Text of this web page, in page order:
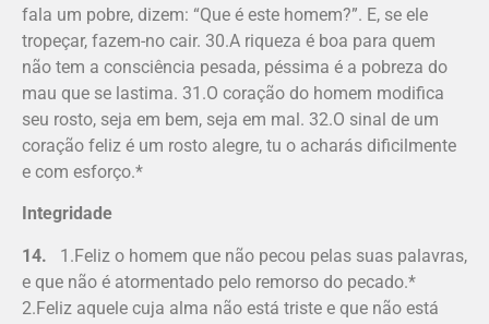
fala um pobre, dizem: “Que é este homem?”. E, se ele
tropeçar, fazem-no cair. 30.A riqueza é boa para quem
não tem a consciência pesada, péssima é a pobreza do
mau que se lastima. 31.O coração do homem modifica
seu rosto, seja em bem, seja em mal. 32.O sinal de um
coração feliz é um rosto alegre, tu o acharás dificilmente
e com esforço.*
Integridade
14. 1.Feliz o homem que não pecou pelas suas palavras,
e que não é atormentado pelo remorso do pecado.*
2.Feliz aquele cuja alma não está triste e que não está